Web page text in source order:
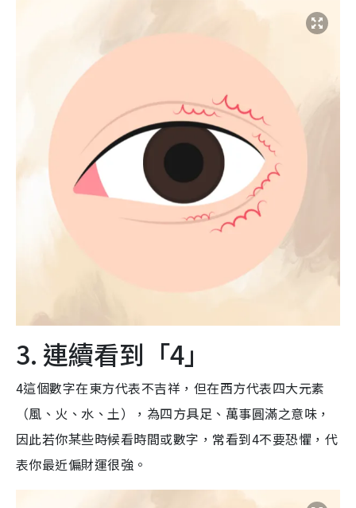
3. 連續看到「4」
4這個數字在東方代表不吉祥，但在西方代表四大元素
（風、火、水、土），為四方具足、萬事圓滿之意味，
因此若你某些時候看時間或數字，常看到4不要恐懼，代
表你最近偏財運很強。